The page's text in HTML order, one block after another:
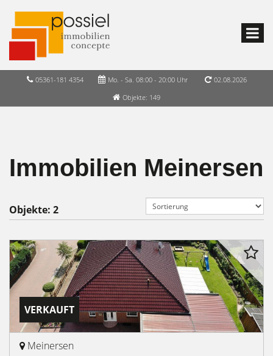
05361-181 4354 Mo. - Sa. 08:00 - 20:00 Uhr
02.08.2026
Objekte: 149
Immobilien Meinersen
Objekte: 2
VERKAUFT
Meinersen